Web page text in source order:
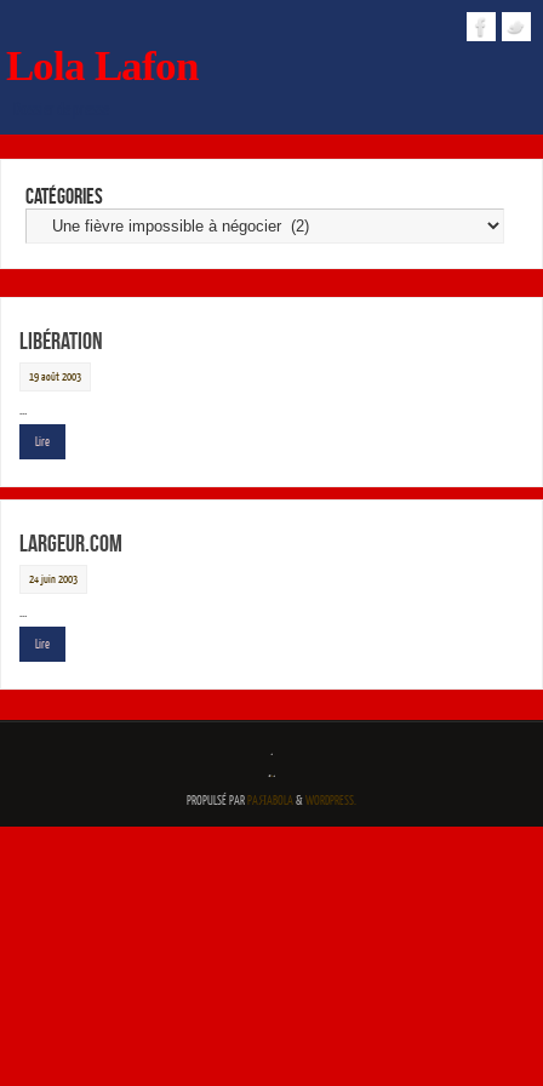
Lola Lafon
Catégories
Libération
19 août 2003
…
Lire
Largeur.com
24 juin 2003
…
Lire
.
...
PROPULSÉ PAR PAЯABOLA &WORDPRESS.